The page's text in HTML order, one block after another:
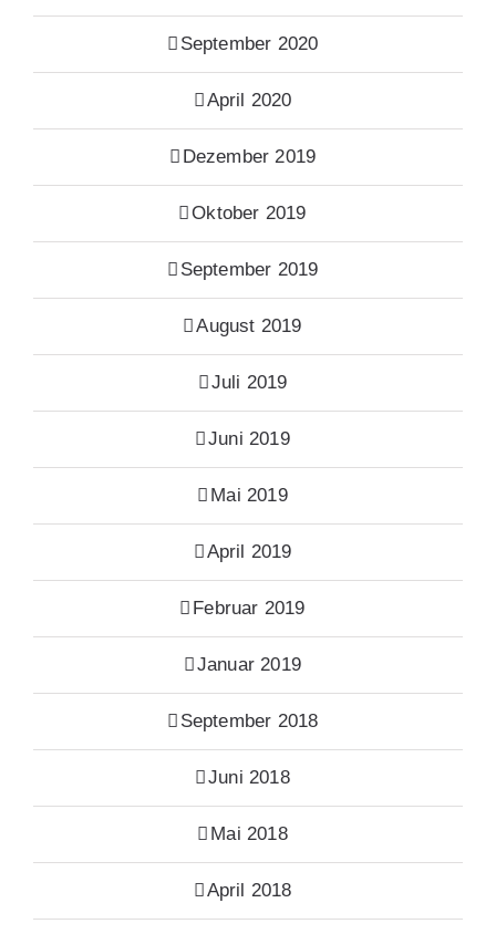
September 2020
April 2020
Dezember 2019
Oktober 2019
September 2019
August 2019
Juli 2019
Juni 2019
Mai 2019
April 2019
Februar 2019
Januar 2019
September 2018
Juni 2018
Mai 2018
April 2018